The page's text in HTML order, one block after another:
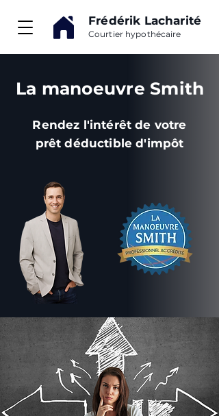
Frédérik Lacharité
Courtier hypothécaire
La manoeuvre Smith
Rendez l'intérêt de votre
prêt déductible d'impôt